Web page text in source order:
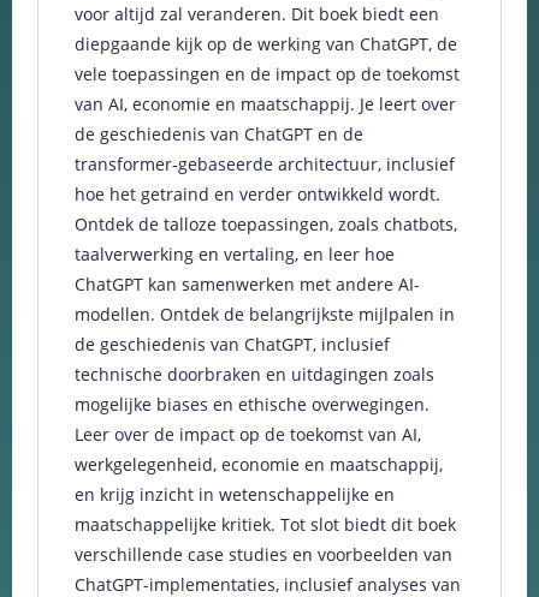
voor altijd zal veranderen. Dit boek biedt een
diepgaande kijk op de werking van ChatGPT, de
vele toepassingen en de impact op de toekomst
van AI, economie en maatschappij. Je leert over
de geschiedenis van ChatGPT en de
transformer-gebaseerde architectuur, inclusief
hoe het getraind en verder ontwikkeld wordt.
Ontdek de talloze toepassingen, zoals chatbots,
taalverwerking en vertaling, en leer hoe
ChatGPT kan samenwerken met andere AI-
modellen. Ontdek de belangrijkste mijlpalen in
de geschiedenis van ChatGPT, inclusief
technische doorbraken en uitdagingen zoals
mogelijke biases en ethische overwegingen.
Leer over de impact op de toekomst van AI,
werkgelegenheid, economie en maatschappij,
en krijg inzicht in wetenschappelijke en
maatschappelijke kritiek. Tot slot biedt dit boek
verschillende case studies en voorbeelden van
ChatGPT-implementaties, inclusief analyses van
website,
fouten
ontdekken
en om
betere
algehele
analyses uit
te voeren.